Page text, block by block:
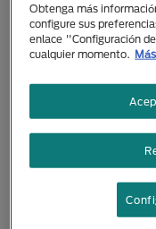
Obtenga más
configure sus
enlace "Configuración
cualquier momento.